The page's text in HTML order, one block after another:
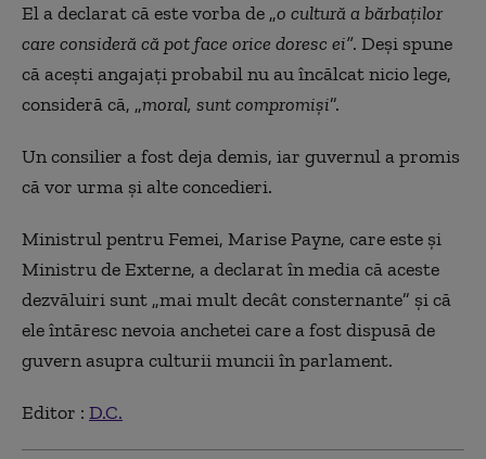
El a declarat că este vorba de „o cultură a bărbaţilor
care consideră că pot face orice doresc ei”. Deşi spune
că aceşti angajaţi probabil nu au încălcat nicio lege,
consideră că, „moral, sunt compromişi”.
Un consilier a fost deja demis, iar guvernul a promis
că vor urma şi alte concedieri.
Ministrul pentru Femei, Marise Payne, care este şi
Ministru de Externe, a declarat în media că aceste
dezvăluiri sunt „mai mult decât consternante” şi că
ele întăresc nevoia anchetei care a fost dispusă de
guvern asupra culturii muncii în parlament.
Editor : D.C.